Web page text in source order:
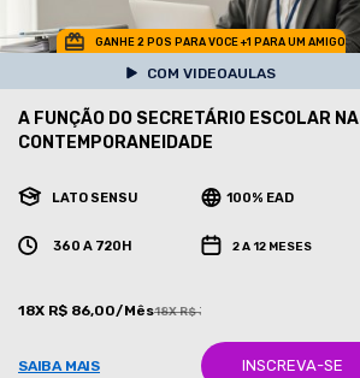
GANHE 2 POS PARA VOCE +1 PARA UM AMIGO
COM VIDEOAULAS
A FUNÇÃO DO SECRETÁRIO ESCOLAR NA
CONTEMPORANEIDADE
LATO SENSU 100% EAD
360 A 720H 2 A 12 MESES
18X R$ 86,00/Mês18X R$ 387,00/Mês
SAIBA MAIS INSCREVA-SE